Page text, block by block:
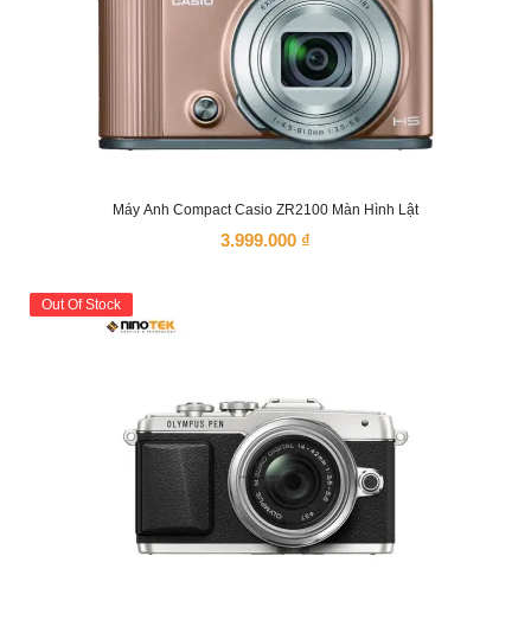
Máy Ảnh Compact Casio ZR2100 Màn Hình Lật
3.999.000 ₫
Out Of Stock